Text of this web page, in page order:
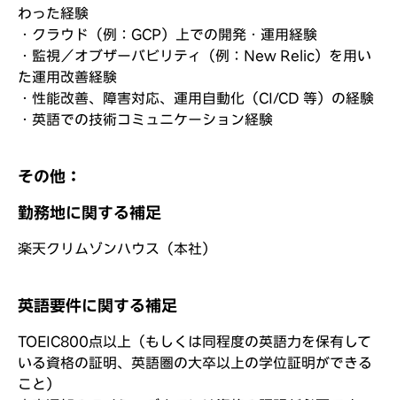
わった経験
・クラウド（例：GCP）上での開発・運用経験
・監視／オブザーバビリティ（例：New Relic）を用い
た運用改善経験
・性能改善、障害対応、運用自動化（CI/CD 等）の経験
・英語での技術コミュニケーション経験
その他：
勤務地に関する補足
楽天クリムゾンハウス（本社）
英語要件に関する補足
TOEIC800点以上（もしくは同程度の英語力を保有して
いる資格の証明、英語圏の大卒以上の学位証明ができる
こと）